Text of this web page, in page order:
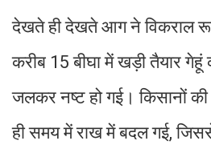
देखते ही देखते आग ने विकराल
करीब 15 बीघा में खड़ी तैयार
जलकर नष्ट हो गई। किसानों
ही समय में राख में बदल गई,